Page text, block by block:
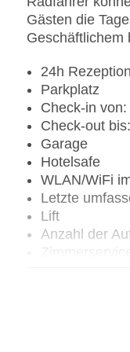
Gästen die
Geschäftlichem
24h Rezeption
Parkplatz
Check-in
Check-out
Garage
Hotelsafe
WLAN/WiFi
Letzte
Lift
Anzahl der